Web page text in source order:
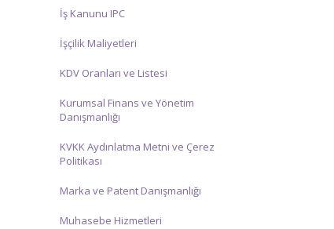
İş Kanunu IPC
İşçilik Maliyetleri
KDV Oranları ve Listesi
Kurumsal Finans ve Yönetim
Danışmanlığı
KVKK Aydınlatma Metni ve Çerez
Politikası
Marka ve Patent Danışmanlığı
Muhasebe Hizmetleri